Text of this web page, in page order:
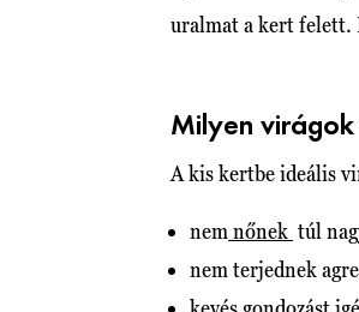
uralmat a kert felett.
Milyen
A kis kertbe ideális
nem nőnek túl
nem terjednek